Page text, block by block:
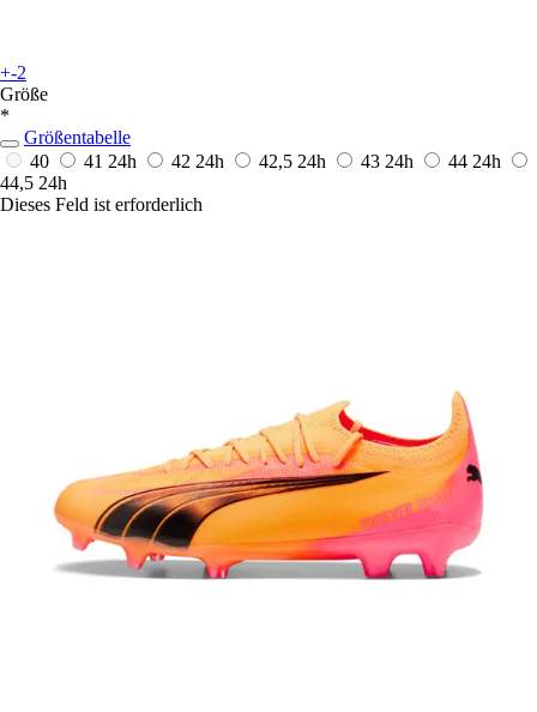
+-2
Größe
*
Größentabelle
40
41 24h 42 24h 42,5 24h 43 24h 44 24h
44,5 24h
Dieses Feld ist erforderlich